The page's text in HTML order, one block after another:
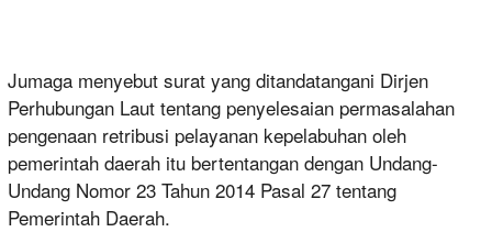
Jumaga menyebut surat yang ditandatangani Dirjen
Perhubungan Laut tentang penyelesaian permasalahan
pengenaan retribusi pelayanan kepelabuhan oleh
pemerintah daerah itu bertentangan dengan Undang-
Undang Nomor 23 Tahun 2014 Pasal 27 tentang
Pemerintah Daerah.